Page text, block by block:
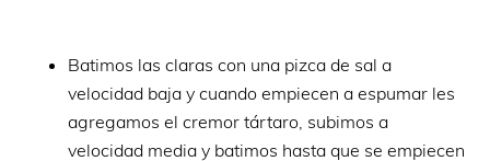
Batimos las claras con una pizca de sal a
velocidad baja y cuando empiecen a espumar les
agregamos el cremor tártaro, subimos a
velocidad media y batimos hasta que se empiecen